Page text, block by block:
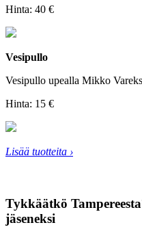
Hinta: 40 €
Vesipullo
Vesipullo upealla Mikko
Hinta: 15 €
Lisää tuotteita ›
Tykkäätkö
jäseneksi